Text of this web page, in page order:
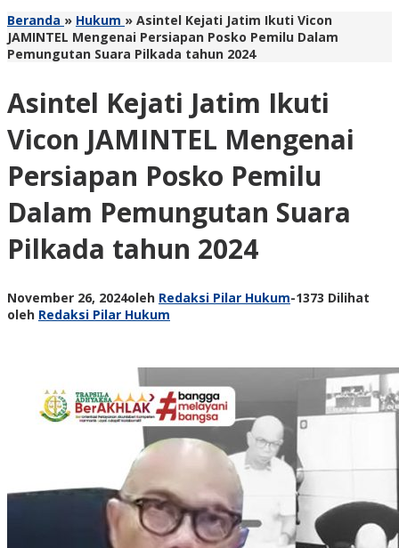
Beranda » Hukum » Asintel Kejati Jatim Ikuti Vicon
JAMINTEL Mengenai Persiapan Posko Pemilu Dalam
Pemungutan Suara Pilkada tahun 2024
Asintel Kejati Jatim Ikuti
Vicon JAMINTEL Mengenai
Persiapan Posko Pemilu
Dalam Pemungutan Suara
Pilkada tahun 2024
November 26, 2024oleh Redaksi Pilar Hukum-1373 Dilihat
oleh Redaksi Pilar Hukum